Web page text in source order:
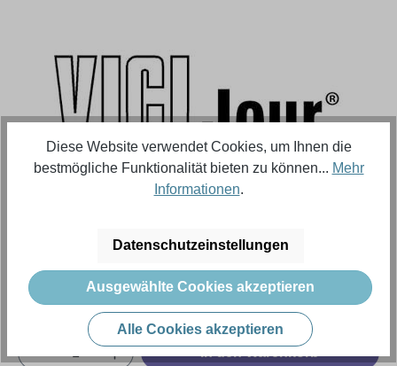
1.096,92 €
Inhalt:
Preise exkl. MwSt. zzgl. Versandkosten
Produkt Anzahl: Gib den gewünschten
Diese Website verwendet Cookies, um Ihnen die
bestmögliche Funktionalität bieten zu können... Mehr
Informationen.
Datenschutzeinstellungen
Ausgewählte Cookies akzeptieren
Alle Cookies akzeptieren